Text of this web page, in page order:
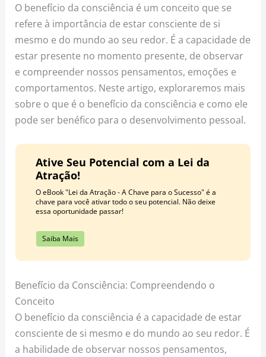
k a
m
s
t
O benefício da consciência é um conceito que se
refere à importância de estar consciente de si
mesmo e do mundo ao seu redor. É a capacidade de
estar presente no momento presente, de observar
e compreender nossos pensamentos, emoções e
comportamentos. Neste artigo, exploraremos mais
sobre o que é o benefício da consciência e como ele
pode ser benéfico para o desenvolvimento pessoal.
Ative Seu Potencial com a Lei da
Atração!
O eBook "Lei da Atração - A Chave para o Sucesso" é a
chave para você ativar todo o seu potencial. Não deixe
essa oportunidade passar!
Saiba Mais
Benefício da Consciência: Compreendendo o
Conceito
O benefício da consciência é a capacidade de estar
consciente de si mesmo e do mundo ao seu redor. É
a habilidade de observar nossos pensamentos,